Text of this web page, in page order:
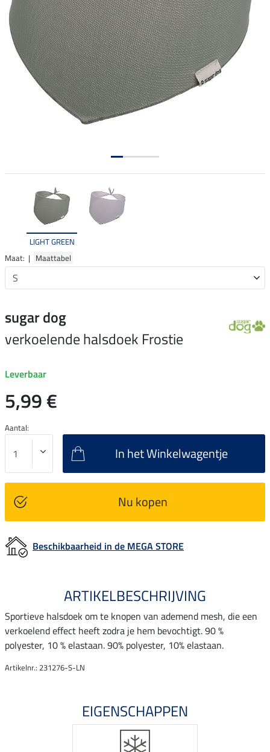
LIGHT GREEN
Maat: | Maattabel
sugar dog
verkoelende halsdoek Frostie
Leverbaar
5,99 €
Aantal:
In het Winkelwagentje
Nu kopen
Beschikbaarheid in de MEGA STORE
ARTIKELBESCHRIJVING
Sportieve halsdoek om te knopen van ademend mesh, die een
verkoelend effect heeft zodra je hem bevochtigt. 90 %
polyester, 10 % elastaan. 90% polyester, 10% elastaan.
Artikelnr.: 231276-S-LN
EIGENSCHAPPEN